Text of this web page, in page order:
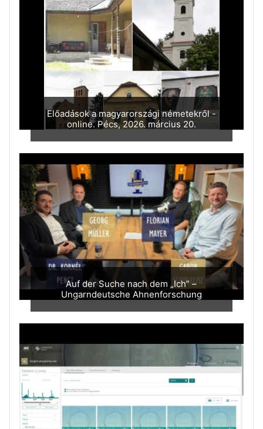
Előadások a magyarországi németekről -
online. Pécs, 2026. március 20.
Auf der Suche nach dem „Ich” –
Ungarndeutsche Ahnenforschung